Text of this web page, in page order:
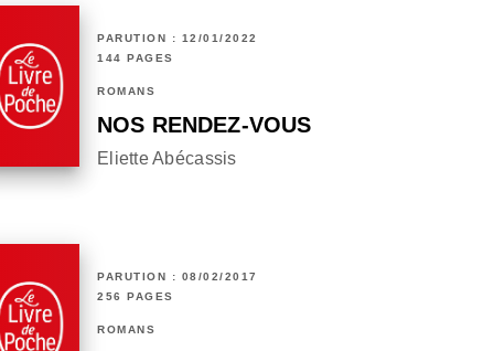
PARUTION : 12/01/2022
144 PAGES
ROMANS
NOS RENDEZ-VOUS
Eliette Abécassis
PARUTION : 08/02/2017
256 PAGES
ROMANS